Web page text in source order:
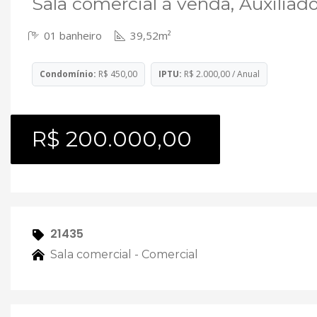
01 banheiro 39,52m²
Condomínio: R$ 450,00 IPTU: R$ 2.000,00 / Anual
R$ 200.000,00
21435
Sala comercial - Comercial